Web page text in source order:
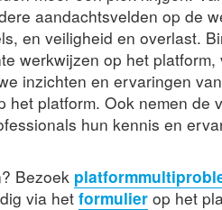
aandachtsvelden op de
en veiligheid en overlast.
werkwijzen op het
inzichten en ervaringen
het platform. Ook nemen de
hun kennis en
Bezoek
via het formulier op het